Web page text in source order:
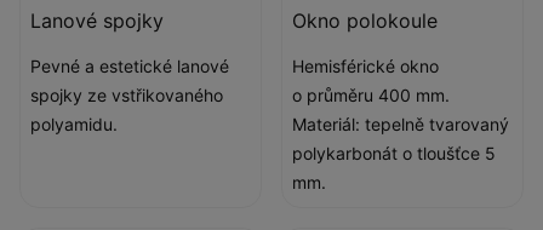
Lanové spojky
Pevné a estetické lanové
spojky ze vstřikovaného
polyamidu.
Okno polokoule
Hemisférické okno
o průměru 400 mm.
Materiál: tepelně tvarovaný
polykarbonát o tloušťce 5
mm.